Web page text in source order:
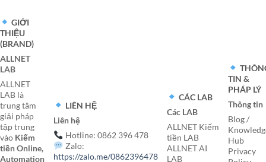
GIỚI
THIỆU
(BRAND)
ALLNET
LAB
ALLNET
LAB là
trung tâm
giải pháp
tập trung
vào Kiếm
tiền Online,
Automation
LIÊN HỆ
Liên hệ
Hotline: 0862 396 478
Zalo:
https://zalo.me/0862396478
CÁC LAB
Các LAB
ALLNET Kiếm
tiền LAB
ALLNET AI
LAB
TIN &
PHÁP LÝ
Thông tin
Blog /
Hub
Privacy